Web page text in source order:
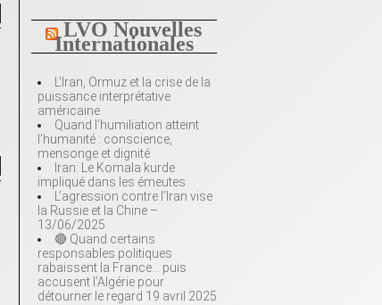
LVO Nouvelles
Internationales
L’Iran, Ormuz et la crise de la
puissance interprétative
américaine
Quand l’humiliation atteint
l’humanité : conscience,
mensonge et dignité
Iran: Le Komala kurde
impliqué dans les émeutes
L’agression contre l’Iran vise
la Russie et la Chine –
13/06/2025
🔴 Quand certains
responsables politiques
rabaissent la France… puis
accusent l’Algérie pour
détourner le regard 19 avril 2025